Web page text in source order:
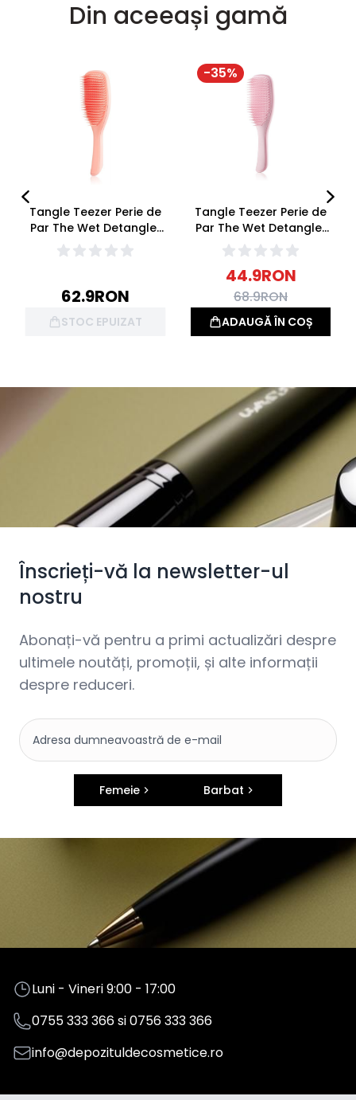
Din aceeași gamă
Tangle Teezer Perie de
Par The Wet Detangler
Peach Glow
62.9RON
STOC EPUIZAT
-35%
Tangle Teezer Perie de
Par The Wet Detangler
Millennial Pink
44.9RON
68.9RON
ADAUGĂ ÎN COȘ
Înscrieți-vă la newsletter-ul
nostru
Abonați-vă pentru a primi actualizări despre
ultimele noutăți, promoții, și alte informații
despre reduceri.
Femeie Barbat
Luni - Vineri 9:00 - 17:00
0755 333 366si0756 333 366
info@depozituldecosmetice.ro